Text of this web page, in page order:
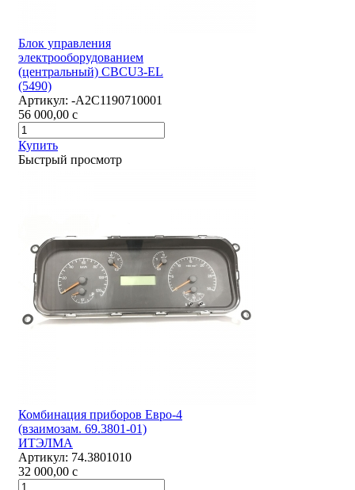
Блок управления
электрооборудованием
(центральный) CBCU3-EL
(5490)
Артикул: -А2С1190710001
56 000,00 c
Купить
Быстрый просмотр
Комбинация приборов Евро-4
(взаимозам. 69.3801-01)
ИТЭЛМА
Артикул: 74.3801010
32 000,00 c